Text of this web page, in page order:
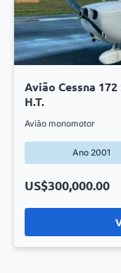
Avião Cessna 172
H.T.
Avião monomotor
Ano 2001
US$300,000.00